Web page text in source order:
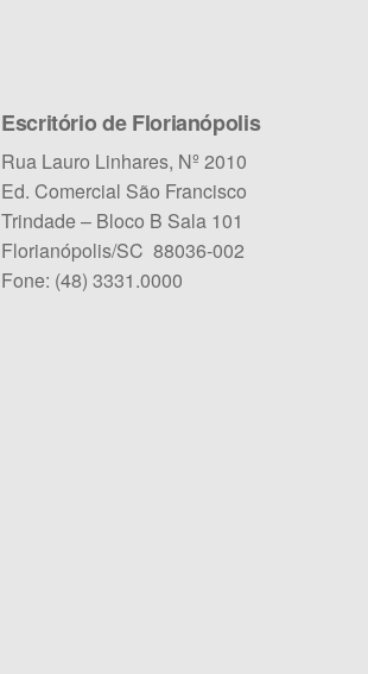
Escritório de Florianópolis
Rua Lauro Linhares, Nº 2010
Ed. Comercial São Francisco
Trindade – Bloco B Sala 101
Florianópolis/SC 88036-002
Fone: (48) 3331.0000